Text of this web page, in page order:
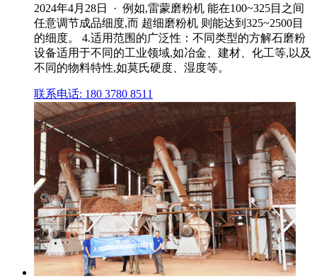
2024年4月28日 · 例如,雷蒙磨粉机 能在100~325目之间
任意调节成品细度,而 超细磨粉机 则能达到325~2500目
的细度。 4.适用范围的广泛性：不同类型的方解石磨粉
设备适用于不同的工业领域,如冶金、建材、化工等,以及
不同的物料特性,如莫氏硬度、湿度等。
联系电话: 180 3780 8511